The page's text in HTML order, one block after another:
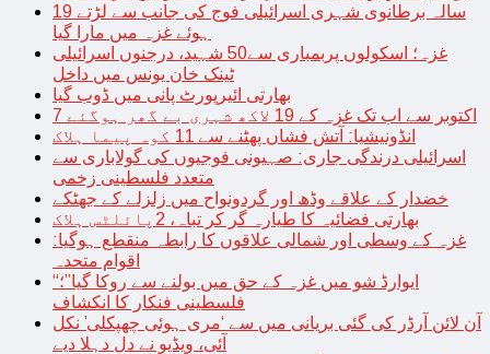
19 سالہ برطانوی شہری اسرائیلی فوج کی جانب سے لڑتے
ہوئے غزہ میں مارا گیا
غزہ؛ اسکولوں پربمباری سے50 شہید، درجنوں اسرائیلی
ٹینک خان یونس میں داخل
بھارتی ائیرپورٹ پانی میں ڈوب گیا
7 اکتوبر سے اب تک غزہ کے 19 لاکھ شہری بے گھر ہوگئے
انڈونیشیا: آتش فشاں پھٹنے سے 11 کوہ پیما ہلاک
اسرائیلی درندگی جاری: صہیونی فوجیوں کی گولاباری سے
متعدد فلسطینی زخمی
خضدار کے علاقے وڈھ اور گردونواح میں زلزلے کے جھٹکے
بھارتی فضائیہ کا طیارہ گر کر تباہ، 2پائلٹس ہلاک
غزہ کے وسطی اور شمالی علاقوں کا رابطہ منقطع ہوگیا:
اقوام متحدہ
“ایوارڈ شو میں غزہ کے حق میں بولنے سے روکا گیا”؛
فلسطینی فنکار کا انکشاف
آن لائن آرڈر کی گئی بریانی میں سے ‘مری ہوئی چھپکلی’ نکل
آئی، ویڈیو نے دل دہلا دیے